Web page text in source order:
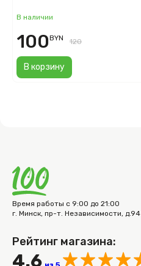
В наличии
В корзину
100BYN 120
Время работы с 9:00 до 21:00
г. Минск, пр-т. Независимости, д.94
Рейтинг магазина:
4.6